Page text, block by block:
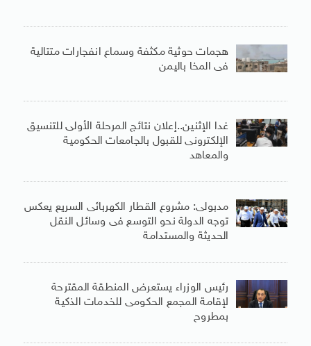
هجمات حوثية مكثفة وسماع انفجارات متتالية
فى المخا باليمن
غدا الإثنين..إعلان نتائج المرحلة الأولى للتنسيق
الإلكترونى للقبول بالجامعات الحكومية
والمعاهد
مدبولى: مشروع القطار الكهربائى السريع يعكس
توجه الدولة نحو التوسع فى وسائل النقل
الحديثة والمستدامة
رئيس الوزراء يستعرض المنطقة المقترحة
لإقامة المجمع الحكومى للخدمات الذكية
بمطروح